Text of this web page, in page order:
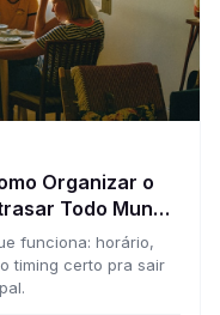
Organizar o
Todo Mundo
funciona: horário,
timing certo pra sair